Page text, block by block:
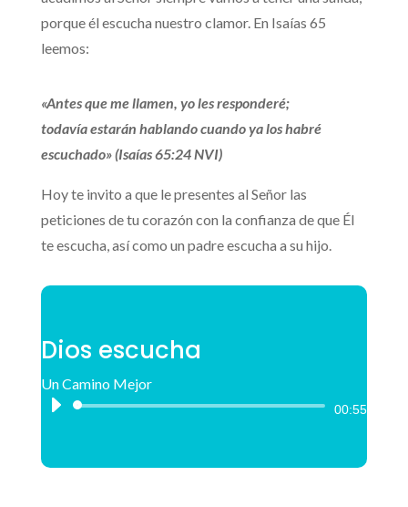
porque él escucha nuestro clamor. En Isaías 65
leemos:
«Antes que me llamen, yo les responderé;
todavía estarán hablando cuando ya los habré
escuchado» (Isaías 65:24 NVI)
Hoy te invito a que le presentes al Señor las
peticiones de tu corazón con la confianza de que Él
te escucha, así como un padre escucha a su hijo.
Dios escucha
Un Camino Mejor
Reproductor
audio
00:55